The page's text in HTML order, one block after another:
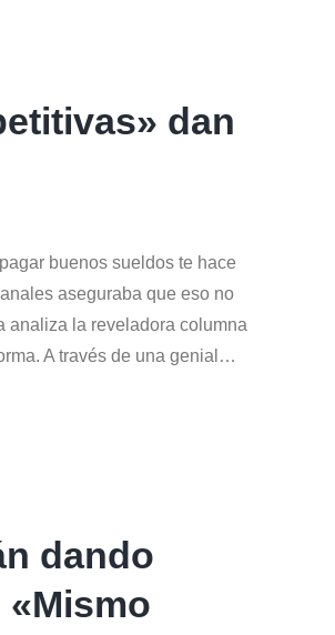
dan
buenos sueldos te hace
aseguraba que eso no
analiza la reveladora columna
A través de una genial…
dando